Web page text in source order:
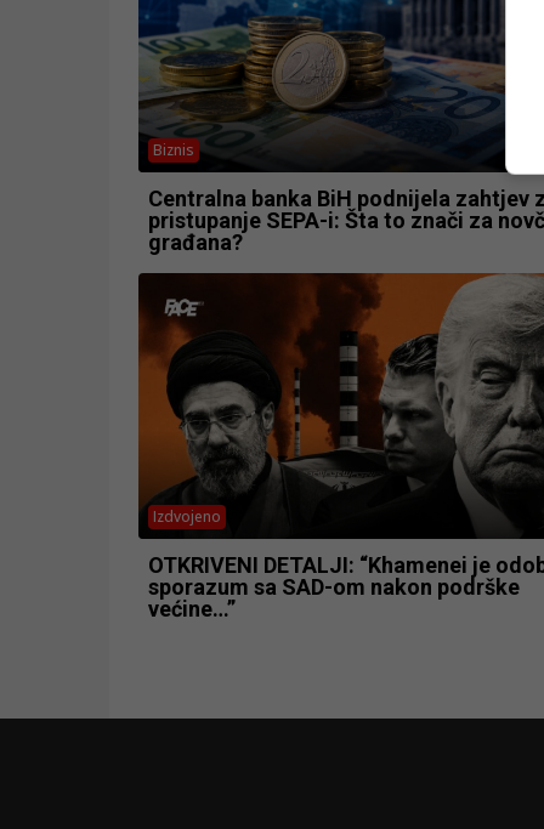
Biznis
Centralna banka BiH podnijela zahtjev
pristupanje SEPA-i: Šta to znači za
građana?
Izdvojeno
OTKRIVENI DETALJI: “Khamenei je
sporazum sa SAD-om nakon podrške
većine…”